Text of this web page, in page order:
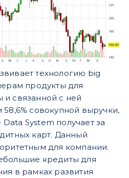
технологию big
продукты для
и связанной с ней
совокупной выручки,
System получает за
карт. Данный
для компании.
кредиты для
в рамках развития